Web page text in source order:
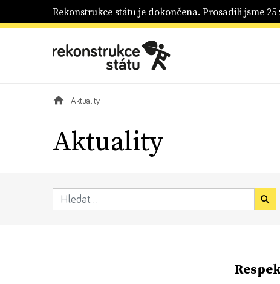
Rekonstrukce státu je dokončena. Prosadili jsme25
Aktuality
Aktuality